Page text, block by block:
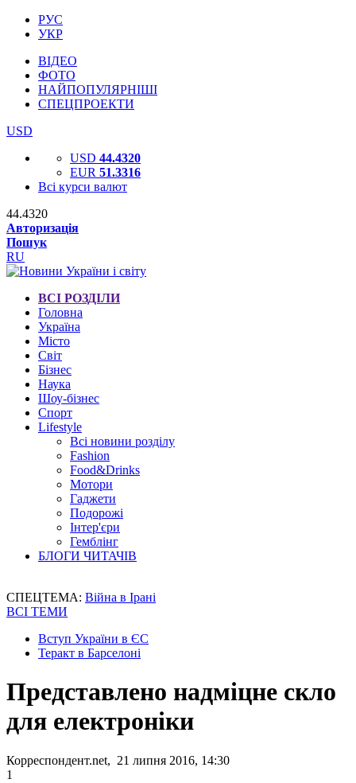
РУС
УКР
ВІДЕО
ФОТО
НАЙПОПУЛЯРНІШІ
СПЕЦПРОЕКТИ
USD
USD 44.4320
EUR 51.3316
Всі курси валют
44.4320
Авторизація
Пошук
RU
ВСІ РОЗДІЛИ
Головна
Україна
Місто
Світ
Бізнес
Наука
Шоу-бізнес
Спорт
Lifestyle
Всі новини розділу
Fashion
Food&Drinks
Мотори
Гаджети
Подорожі
Інтер'єри
Гемблінг
БЛОГИ ЧИТАЧІВ
СПЕЦТЕМА: Війна в Ірані
ВСІ ТЕМИ
Вступ України в ЄС
Теракт в Барселоні
Представлено надміцне скло
для електроніки
Корреспондент.net, 21 липня 2016, 14:30
1